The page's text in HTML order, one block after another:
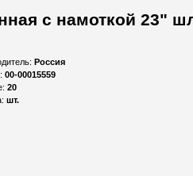
с намоткой 23"
: Россия
: 00-00015559
: 20
: шт.